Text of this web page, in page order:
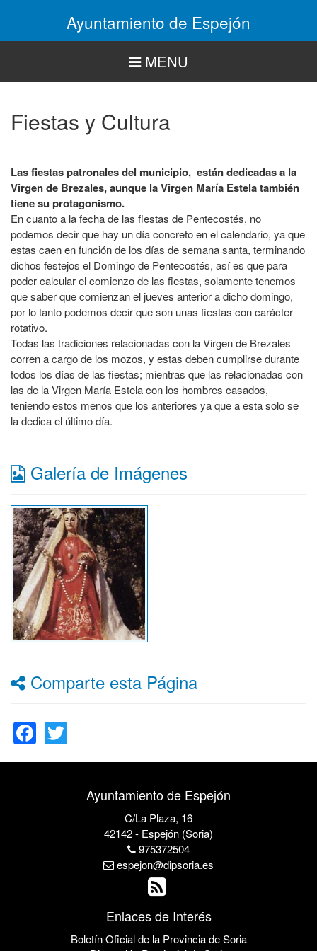
Ayuntamiento de Espejón
MENU
Fiestas y Cultura
Las fiestas patronales del municipio, están dedicadas a la
Virgen de Brezales, aunque la Virgen María Estela también
tiene su protagonismo.
En cuanto a la fecha de las fiestas de Pentecostés, no
podemos decir que hay un día concreto en el calendario, ya que
estas caen en función de los días de semana santa, terminando
dichos festejos el Domingo de Pentecostés, así es que para
poder calcular el comienzo de las fiestas, solamente tenemos
que saber que comienzan el jueves anterior a dicho domingo,
por lo tanto podemos decir que son unas fiestas con carácter
rotativo.
Todas las tradiciones relacionadas con la Virgen de Brezales
corren a cargo de los mozos, y estas deben cumplirse durante
todos los días de las fiestas; mientras que las relacionadas con
las de la Virgen María Estela con los hombres casados,
teniendo estos menos que los anteriores ya que a esta solo se
la dedica el último día.
Galería de Imágenes
Comparte esta Página
Facebook
Ayuntamiento de Espejón
C/La Plaza, 16
42142 - Espejón (Soria)
975372504
espejon@dipsoria.es
Enlaces de Interés
Boletín Oficial de la Provincia de Soria